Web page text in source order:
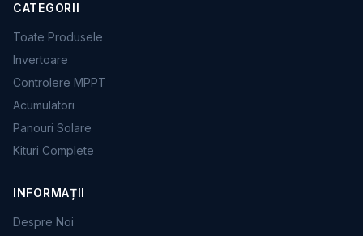
CATEGORII
Toate Produsele
Invertoare
Controlere MPPT
Acumulatori
Panouri Solare
Kituri Complete
INFORMAȚII
Despre Noi